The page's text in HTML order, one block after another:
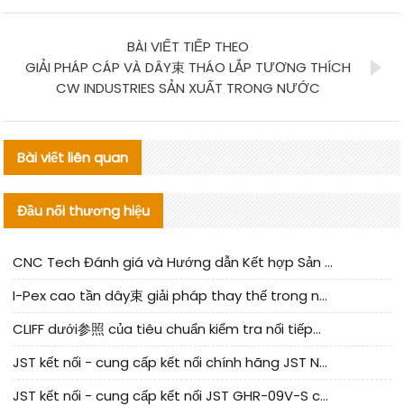
BÀI VIẾT TIẾP THEO
GIẢI PHÁP CÁP VÀ DÂY束 THÁO LẮP TƯƠNG THÍCH
CW INDUSTRIES SẢN XUẤT TRONG NƯỚC
Bài viết liên quan
Đầu nối thương hiệu
CNC Tech Đánh giá và Hướng dẫn Kết hợp Sản xuất Linh kiện Cable Nội địa
I-Pex cao tần dây束 giải pháp thay thế trong nước phân tích
CLIFF dưới参照 của tiêu chuẩn kiểm tra nối tiếp器 trong nước được cập nhật
JST kết nối - cung cấp kết nối chính hãng JST NSHR-02V-S | sản phẩm thay thế
JST kết nối - cung cấp kết nối JST GHR-09V-S chính hãng | hàng thay thế